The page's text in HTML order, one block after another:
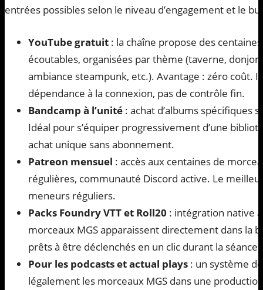
entrées possibles selon le niveau d’engagement et le
YouTube gratuit : la chaîne propose des
écoutables, organisées par thème (taverne,
ambiance steampunk, etc.). Avantage : zéro coût.
dépendance à la connexion, pas de contrôle fin.
Bandcamp à l’unité : achat d’albums spécifiques
Idéal pour s’équiper progressivement d’une
achat unique sans abonnement.
Patreon mensuel : accès aux centaines de
régulières, communauté Discord active. Le
meneurs réguliers.
Packs Foundry VTT et Roll20 : intégration native
morceaux MGS apparaissent directement dans la
prêts à être déclenchés en un clic durant la séance.
Pour les podcasts et actual plays : un système
légalement les morceaux MGS dans une